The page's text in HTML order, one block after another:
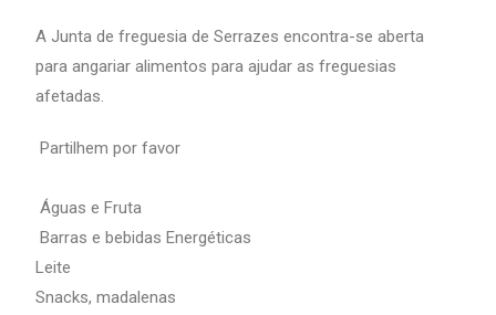
A Junta de freguesia de Serrazes encontra-se aberta
para angariar alimentos para ajudar as freguesias
afetadas.
Partilhem por favor
Águas e Fruta
Barras e bebidas Energéticas
Leite
Snacks, madalenas